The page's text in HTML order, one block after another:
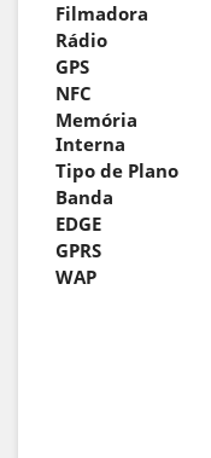
Filmadora
Rádio
GPS
NFC
Memória
Interna
Tipo de Plano
Banda
EDGE
GPRS
WAP